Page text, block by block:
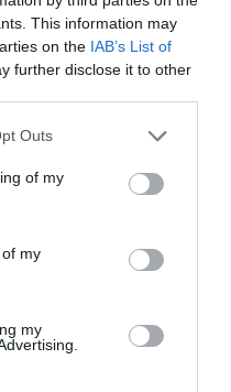
This information may
on the IAB’s List of
further disclose it to other
Outs
of my
my
my